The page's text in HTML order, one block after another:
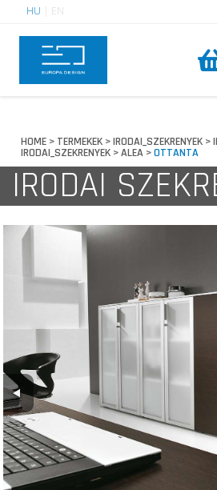
HU EN
HOME > TERMEKEK >IRODAI_SZEKRENYEK >
IRODAI_SZEKRENYEK >ALEA >OTTANTA
IRODAI